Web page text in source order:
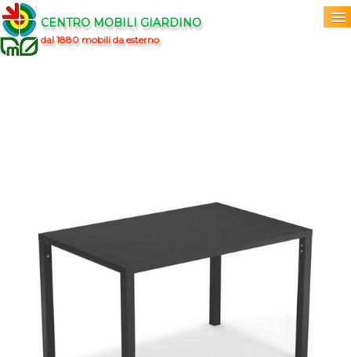
CENTRO MOBILI GIARDINO
dal 1880 mobili da esterno
Info▼
0